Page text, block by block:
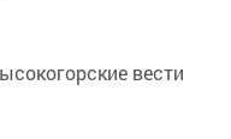
вести